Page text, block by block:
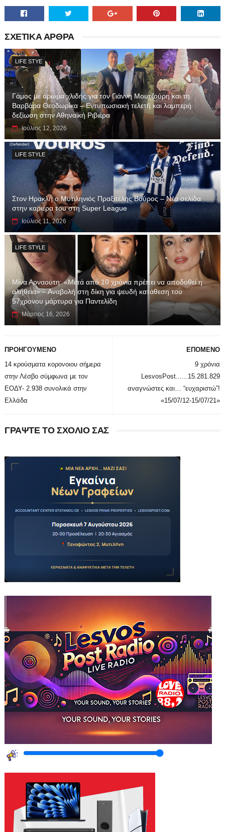
ΣΧΕΤΙΚΑ ΑΡΘΡΑ
LIFE STYE
Γάμος με άρωμα χλιδής για τον Γιάννη Μουτζούρη και τη
Βαρβάρα Θεοδωρίκα – Εντυπωσιακή τελετή και λαμπερή
δεξίωση στην Αθηναϊκή Ριβιέρα
Ιούλιος 12, 2026
LIFE STYLE
Στον Ηρακλή ο Μυτιληνιός Πραξιτέλης Βούρος – Νέα σελίδα
στην καριέρα του στη Super League
Ιούλιος 11, 2026
LIFE STYLE
Μίνα Αρναούτη: «Μετά από 10 χρόνια πρέπει να αποδοθεί η
αλήθεια» – Αναβολή στη δίκη για ψευδή κατάθεση του
57χρονου μάρτυρα για Παντελίδη
Μάρτιος 16, 2026
ΕΠΟΜΕΝΟ
9 χρόνια
LesvosPost......15.281.829
αναγνώστες και… “ευχαριστώ”!
«15/07/12-15/07/21»
ΠΡΟΗΓΟΥΜΕΝΟ
14 κρούσματα κορονοιου σήμερα
στην Λέσβο σύμφωνα με τον
ΕΟΔΥ- 2.938 συνολικά στην
Ελλάδα
ΓΡΑΨΤΕ ΤΟ ΣΧΟΛΙΟ ΣΑΣ